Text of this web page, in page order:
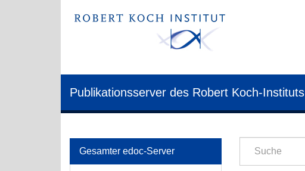
Publikationsserver des Robert Koch-Instituts
Gesamter edoc-Server